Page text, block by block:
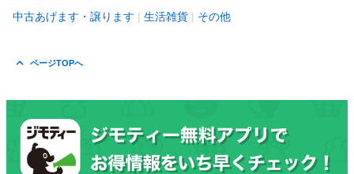
中古あげます・譲ります 生活雑貨 その他
ページTOPへ